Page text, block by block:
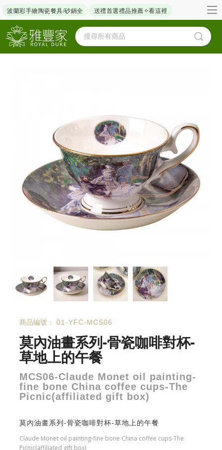
波蘭彩手繪陶瓷餐具/砂鍋全 送禮首選禮品推薦✧看這裡
商品編號： 01-YFC-MCS06
莫內油畫系列-骨瓷咖啡對杯-
草地上的午餐
MCS06-Claude Monet oil painting-
fine bone China coffee cups-The
Picnic(affiliated gift box)
莫內油畫系列-骨瓷咖啡對杯-草地上的午餐
Claude Monet oil painting-fine bone China coffee cups-The
Picnic(affiliated gift box)